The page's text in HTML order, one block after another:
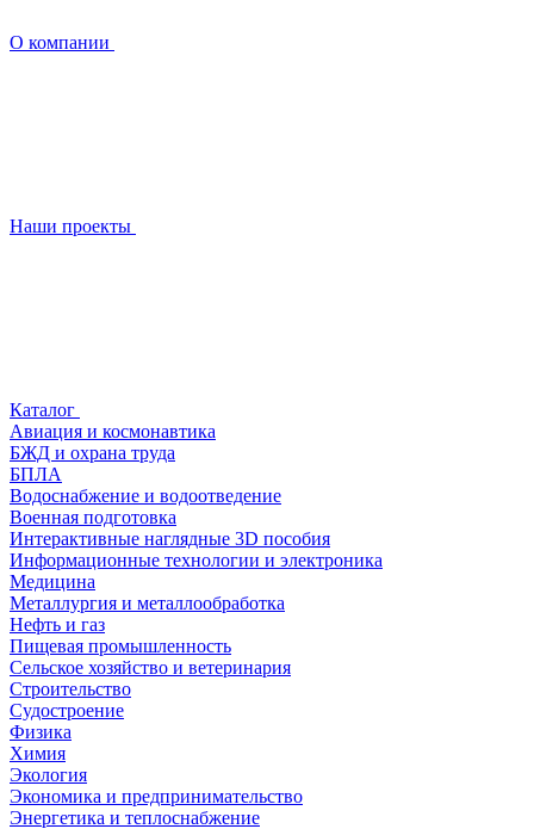
О компании
Наши проекты
Каталог
Авиация и космонавтика
БЖД и охрана труда
БПЛА
Водоснабжение и водоотведение
Военная подготовка
Интерактивные наглядные 3D пособия
Информационные технологии и электроника
Медицина
Металлургия и металлообработка
Нефть и газ
Пищевая промышленность
Сельское хозяйство и ветеринария
Строительство
Судостроение
Физика
Химия
Экология
Экономика и предпринимательство
Энергетика и теплоснабжение